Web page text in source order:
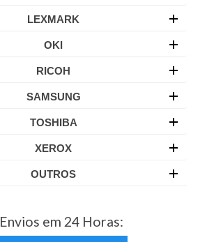
LEXMARK
OKI
RICOH
SAMSUNG
TOSHIBA
XEROX
OUTROS
Envios em 24 Horas: